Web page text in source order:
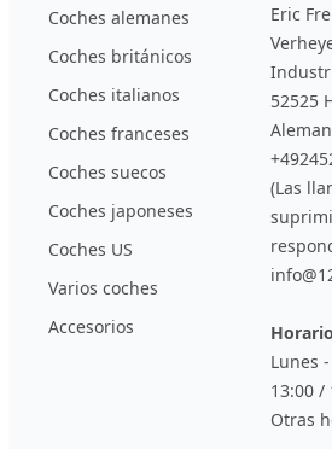
Coches alemanes
Coches británicos
Coches italianos
Coches franceses
Coches suecos
Coches japoneses
Coches US
Varios coches
Accesorios
Eric
52525
(Las
Horario
Lunes
13:00 /
Otras